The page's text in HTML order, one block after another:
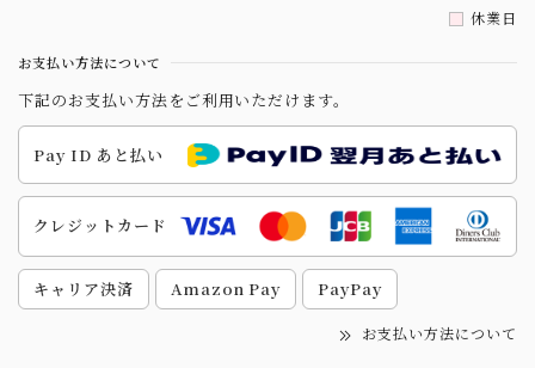
休業日
お支払い方法について
下記のお支払い方法をご利用いただけます。
Pay ID あと払い
クレジットカード
キャリア決済 Amazon Pay PayPay
お支払い方法について